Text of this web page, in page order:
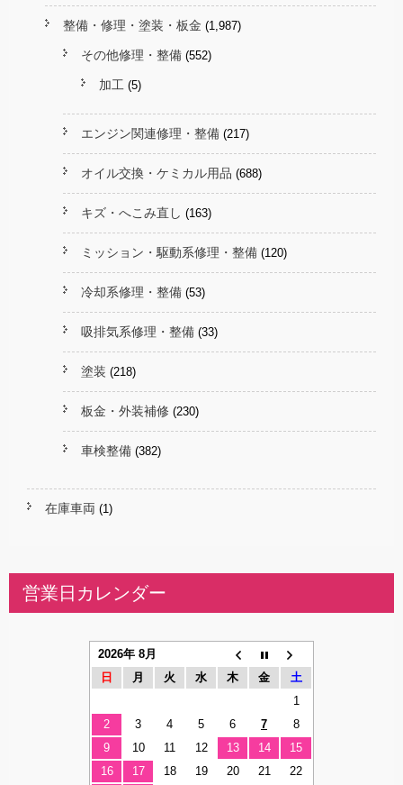
整備・修理・塗装・板金 (1,987)
その他修理・整備 (552)
加工 (5)
エンジン関連修理・整備 (217)
オイル交換・ケミカル用品 (688)
キズ・へこみ直し (163)
ミッション・駆動系修理・整備 (120)
冷却系修理・整備 (53)
吸排気系修理・整備 (33)
塗装 (218)
板金・外装補修 (230)
車検整備 (382)
在庫車両 (1)
営業日カレンダー
2026年 8月
日
月 火 水 木 金
土
1
2
3 4 5 6 7
8
9
10 11 12 13 14
15
16
17 18 19 20 21
22